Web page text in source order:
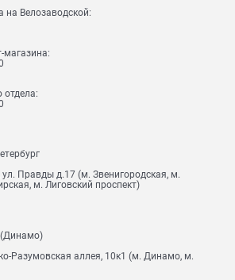
Велозаводской:
магазина:
отдела:
ул. Правды д.17 (м. Звенигородская, м.
м. Лиговский проспект)
Разумовская аллея, 10к1 (м. Динамо, м.